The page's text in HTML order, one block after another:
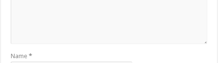
Name*